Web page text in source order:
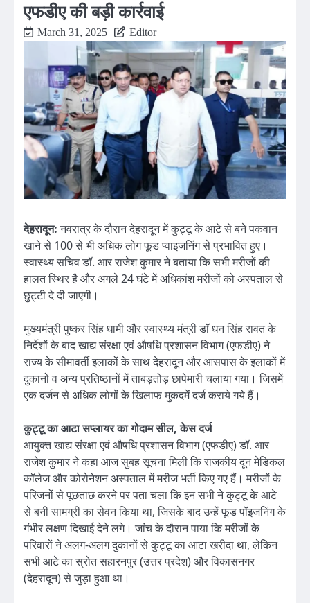
एफडीए की बड़ी कार्रवाई
March 31, 2025 Editor
देहरादून:नवरात्र के दौरान देहरादून में कुट्टू के आटे से बने पकवान
खाने से 100 से भी अधिक लोग फूड प्वाइजनिंग से प्रभावित हुए।
स्वास्थ्य सचिव डॉ. आर राजेश कुमार ने बताया कि सभी मरीजों की
हालत स्थिर है और अगले 24 घंटे में अधिकांश मरीजों को अस्पताल से
छुट्टी दे दी जाएगी।
मुख्यमंत्री पुष्कर सिंह धामी और स्वास्थ्य मंत्री डाॅ धन सिंह रावत के
निर्देशों के बाद खाद्य संरक्षा एवं औषधि प्रशासन विभाग (एफडीए) ने
राज्य के सीमावर्ती इलाकों के साथ देहरादून और आसपास के इलाकों में
दुकानों व अन्य प्रतिष्ठानों में ताबड़तोड़ छापेमारी चलाया गया। जिसमें
एक दर्जन से अधिक लोगों के खिलाफ मुकदमें दर्ज कराये गये हैं।
कुट्टू का आटा सप्लायर का गोदाम सील, केस दर्ज
आयुक्त खाद्य संरक्षा एवं औषधि प्रशासन विभाग (एफडीए) डॉ. आर
राजेश कुमार ने कहा आज सुबह सूचना मिली कि राजकीय दून मेडिकल
कॉलेज और कोरोनेशन अस्पताल में मरीज भर्ती किए गए हैं। मरीजों के
परिजनों से पूछताछ करने पर पता चला कि इन सभी ने कुट्टू के आटे
से बनी सामग्री का सेवन किया था, जिसके बाद उन्हें फूड पॉइजनिंग के
गंभीर लक्षण दिखाई देने लगे। जांच के दौरान पाया कि मरीजों के
परिवारों ने अलग-अलग दुकानों से कुट्टू का आटा खरीदा था, लेकिन
सभी आटे का स्रोत सहारनपुर (उत्तर प्रदेश) और विकासनगर
(देहरादून) से जुड़ा हुआ था।